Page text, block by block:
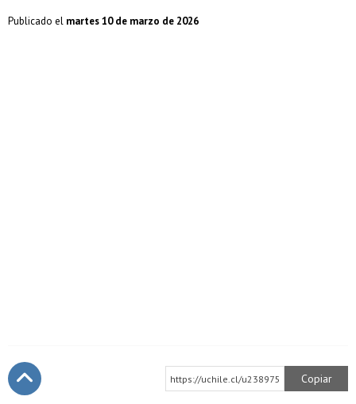
Publicado el martes 10 de marzo de 2026
https://uchile.cl/u238975 Copiar